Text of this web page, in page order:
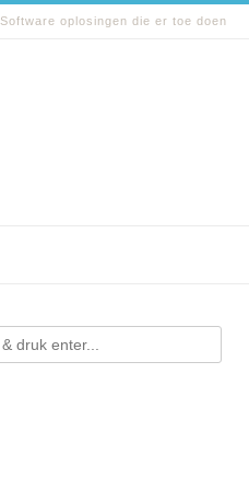
Software oplosingen die er toe doen